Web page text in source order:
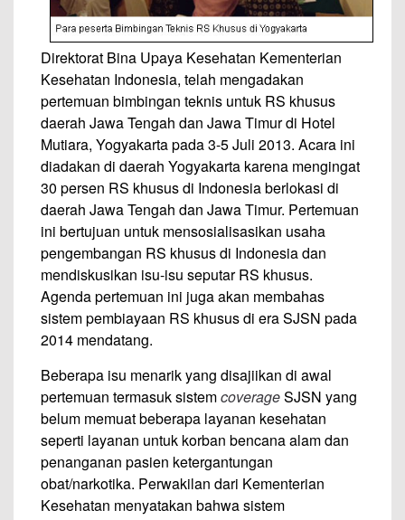
Direktorat Bina Upaya Kesehatan Kementerian
Kesehatan Indonesia, telah mengadakan
pertemuan bimbingan teknis untuk RS khusus
daerah Jawa Tengah dan Jawa Timur di Hotel
Mutiara, Yogyakarta pada 3-5 Juli 2013. Acara ini
diadakan di daerah Yogyakarta karena mengingat
30 persen RS khusus di Indonesia berlokasi di
daerah Jawa Tengah dan Jawa Timur. Pertemuan
ini bertujuan untuk mensosialisasikan usaha
pengembangan RS khusus di Indonesia dan
mendiskusikan isu-isu seputar RS khusus.
Agenda pertemuan ini juga akan membahas
sistem pembiayaan RS khusus di era SJSN pada
2014 mendatang.
Beberapa isu menarik yang disajiikan di awal
pertemuan termasuk sistemcoverageSJSN yang
belum memuat beberapa layanan kesehatan
seperti layanan untuk korban bencana alam dan
penanganan pasien ketergantungan
obat/narkotika. Perwakilan dari Kementerian
Kesehatan menyatakan bahwa sistem